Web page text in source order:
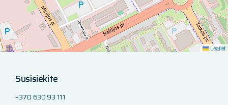
Susisiekite
+370 630 93 111
Leaflet